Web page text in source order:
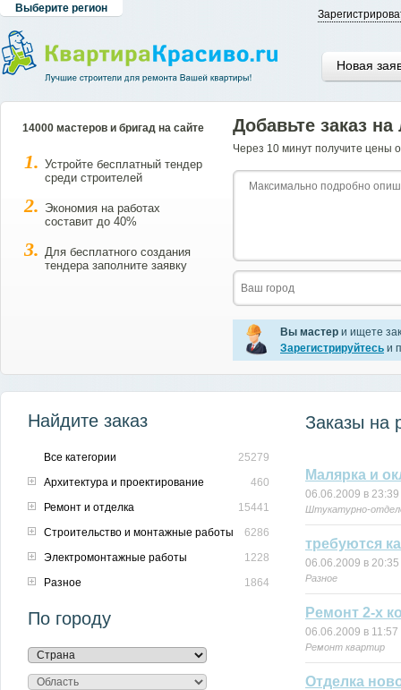
Выберите регион
Новая
14000 мастеров и бригад на сайте
Устройте бесплатный тендер
среди строителей
Экономия на работах
составит до 40%
Для бесплатного создания
тендера заполните заявку
Добавьте заказ
Через 10 минут получите цены
Вы мастер и ищете
Зарегистрируйтесь и
Найдите заказ
Все категории
25279
Архитектура и проектирование
460
Ремонт и отделка
15441
Строительство и монтажные работы
6286
Электромонтажные работы
1228
Разное
1864
По городу
Заказы на
Малярка и
06.06.2009 в 23:39
Штукатурно-
требуются
06.06.2009 в 20:35
Разное
Ремонт 2-х
06.06.2009 в 11:57
Ремонт квартир
Отделка